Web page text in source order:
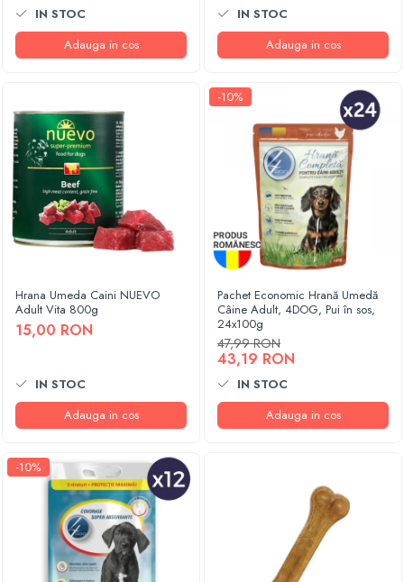
IN STOC
Adauga in cos
IN STOC
Adauga in cos
Hrana Umeda Caini NUEVO
Adult Vita 800g
15,00 RON
IN STOC
Adauga in cos
-10%
Pachet Economic Hrană Umedă
Câine Adult, 4DOG, Pui în sos,
24x100g
47,99 RON
43,19 RON
IN STOC
Adauga in cos
-10%